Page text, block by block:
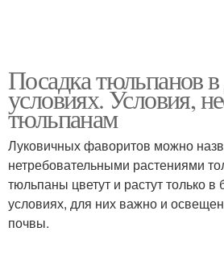
Посадка тюльпанов
условиях. Условия,
тюльпанам
Луковичных фаворитов можно
нетребовательными растениями
тюльпаны цветут и растут только в
условиях, для них важно и
почвы.